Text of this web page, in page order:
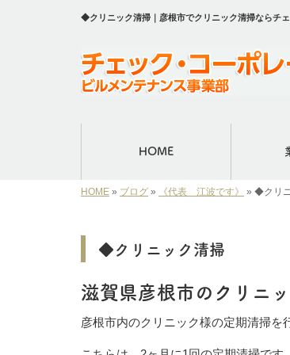
◆クリニック清掃｜彦根市でクリニック清掃ならチ
HOME
HOME » ブログ » 《代表 江波です》 » ◆クリ
◆クリニック清掃
滋賀県彦根市のクリニ
彦根市内のクリニック様の定期清掃を